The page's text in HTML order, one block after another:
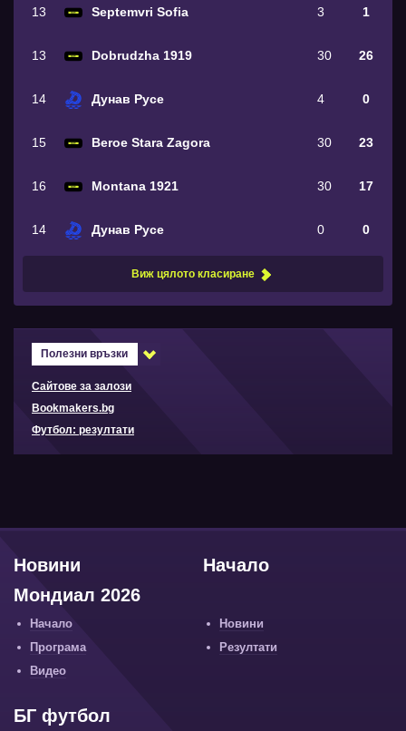
13 Septemvri Sofia 3 1
13 Dobrudzha 1919 30 26
14 Дунав Русе 4 0
15 Beroe Stara Zagora 30 23
16 Montana 1921 30 17
14 Дунав Русе 0 0
Виж цялото класиране
Полезни връзки
Сайтове за залози
Bookmakers.bg
Футбол: резултати
Начало
Новини
Мондиал 2026
Начало
Новини
Програма
Резултати
Видео
БГ футбол